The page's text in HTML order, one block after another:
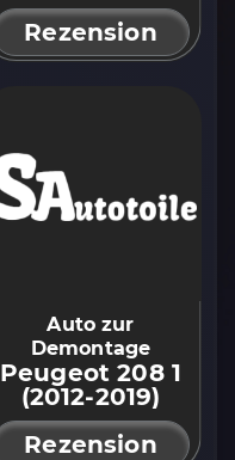
Rezension
Auto zur
Demontage
Peugeot 208 1
(2012-2019)
Rezension